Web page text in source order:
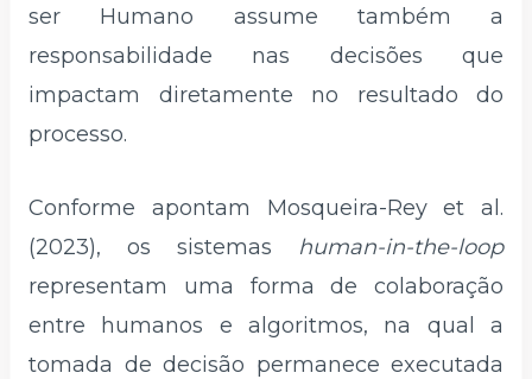
ser Humano assume também a
responsabilidade nas decisões que
impactam diretamente no resultado do
processo.
Conforme apontam Mosqueira-Rey et al.
(2023), os sistemas human-in-the-loop
representam uma forma de colaboração
entre humanos e algoritmos, na qual a
tomada de decisão permanece executada